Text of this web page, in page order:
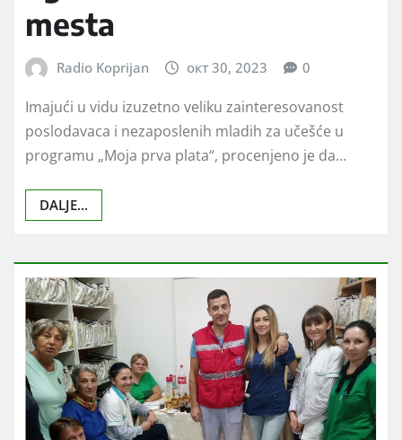
mesta
Radio Koprijan окт 30, 2023 0
Imajući u vidu izuzetno veliku zainteresovanost
poslodavaca i nezaposlenih mladih za učešće u
programu „Moja prva plata“, procenjeno je da…
DALJE...